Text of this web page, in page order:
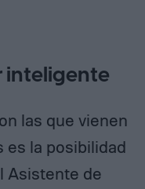
inteligente
las que vienen
la posibilidad
Asistente de